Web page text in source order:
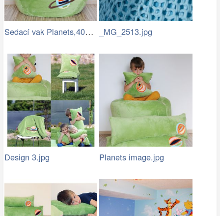
Sedací vak Planets,40x40 1 a 2.jpg _MG_2513.jpg
Design 3.jpg Planets image.jpg